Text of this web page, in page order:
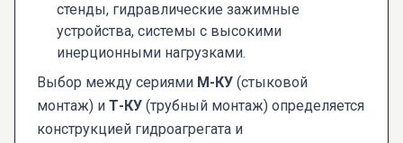
стенды, гидравлические зажимные
устройства, системы с высокими
инерционными нагрузками.
Выбор между сериями М-КУ (стыковой
монтаж) и Т-КУ (трубный монтаж) определяется
конструкцией гидроагрегата и